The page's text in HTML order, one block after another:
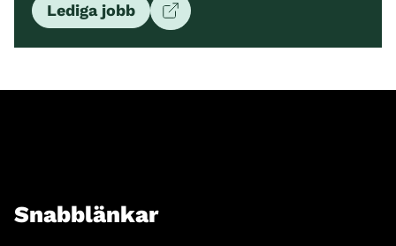
Lediga jobb
Snabblänkar